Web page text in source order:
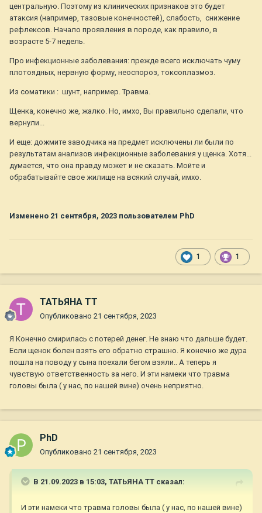
центральную. Поэтому из клинических признаков это будет
атаксия (например, тазовые конечностей), слабость, снижение
рефлексов. Начало проявления в породе, как правило, в
возрасте 5-7 недель.
Про инфекционные заболевания: прежде всего исключать чуму
плотоядных, нервную форму, неоспороз, токсоплазмоз.
Из соматики : шунт, например. Травма.
Щенка, конечно же, жалко. Но, имхо, Вы правильно сделали, что
вернули...
И еще: дожмите заводчика на предмет исключены ли были по
результатам анализов инфекционные заболевания у щенка. Хотя...
думается, что она правду может и не сказать. Мойте и
обрабатывайте свое жилище на всякий случай, имхо.
Изменено 21 сентября, 2023 пользователем PhD
1 1
ТАТЬЯНА ТТ
Опубликовано 21 сентября, 2023
Я Конечно смирилась с потерей денег. Не знаю что дальше будет.
Если щенок болен взять его обратно страшно. Я конечно же дура
пошла на поводу у сына поехали бегом взяли.. А теперь я
чувствую ответственность за него. И эти намеки что травма
головы была ( у нас, по нашей вине) очень неприятно.
PhD
Опубликовано 21 сентября, 2023
В 21.09.2023 в 15:03, ТАТЬЯНА ТТ сказал:
И эти намеки что травма головы была ( у нас, по нашей вине)